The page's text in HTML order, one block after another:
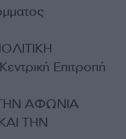
Επιτροπή
ΑΦΩΝΙΑ
ΤΗΝ